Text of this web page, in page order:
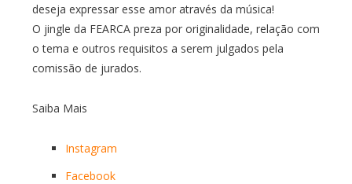
deseja expressar esse amor através da música!
O jingle da FEARCA preza por originalidade, relação com
o tema e outros requisitos a serem julgados pela
comissão de jurados.
Saiba Mais
Instagram
Facebook